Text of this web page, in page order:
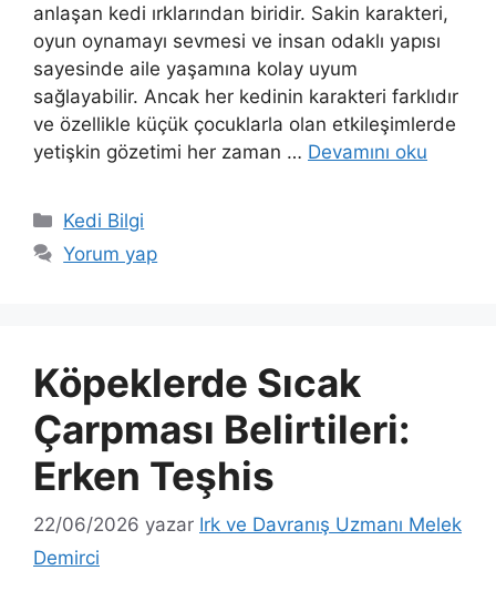
anlaşan kedi ırklarından biridir. Sakin karakteri,
oyun oynamayı sevmesi ve insan odaklı yapısı
sayesinde aile yaşamına kolay uyum
sağlayabilir. Ancak her kedinin karakteri farklıdır
ve özellikle küçük çocuklarla olan etkileşimlerde
yetişkin gözetimi her zaman … Devamını oku
Kategoriler
Kedi Bilgi
Yorum yap
Köpeklerde Sıcak
Çarpması Belirtileri:
Erken Teşhis
22/06/2026 yazar Irk ve Davranış Uzmanı Melek
Demirci